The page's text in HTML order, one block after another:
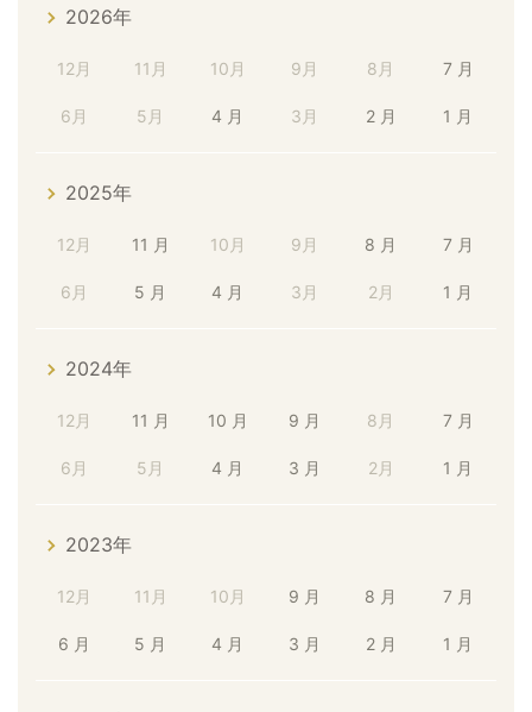
2026年
12月 11月 10月 9月 8月 7 月
6月 5月 4 月 3月 2 月 1 月
2025年
12月 11 月 10月 9月 8 月 7 月
6月 5 月 4 月 3月 2月 1 月
2024年
12月 11 月 10 月 9 月 8月 7 月
6月 5月 4 月 3 月 2月 1 月
2023年
12月 11月 10月 9 月 8 月 7 月
6 月 5 月 4 月 3 月 2 月 1 月